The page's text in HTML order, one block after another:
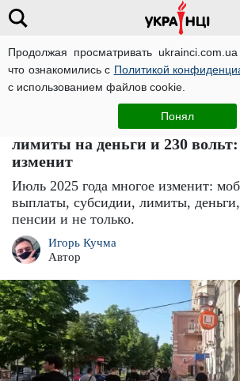
Продолжая просматривать
что ознакомились с Политикой
с использованием файлов cookie.
Понял
Надбавки к пенсии, новые
мобилизация, субсидии,
лимиты на деньги и 230
изменит
Июль 2025 года многое изменит:
выплаты, субсидии, лимиты,
пенсии и не только.
Игорь Кучма
Автор